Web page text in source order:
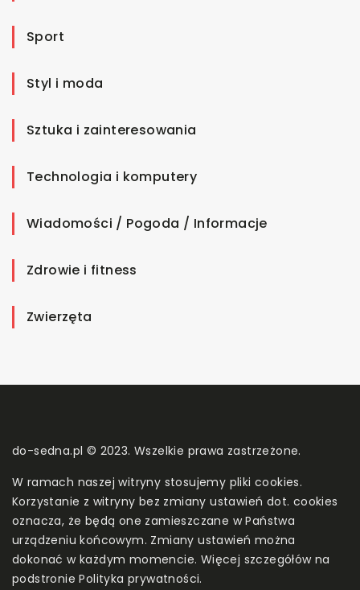
Sport
Styl i moda
Sztuka i zainteresowania
Technologia i komputery
Wiadomości / Pogoda / Informacje
Zdrowie i fitness
Zwierzęta
do-sedna.pl © 2023. Wszelkie prawa zastrzeżone.
W ramach naszej witryny stosujemy pliki cookies.
Korzystanie z witryny bez zmiany ustawień dot. cookies
oznacza, że będą one zamieszczane w Państwa
urządzeniu końcowym. Zmiany ustawień można
dokonać w każdym momencie. Więcej szczegółów na
podstroniePolityka prywatności.